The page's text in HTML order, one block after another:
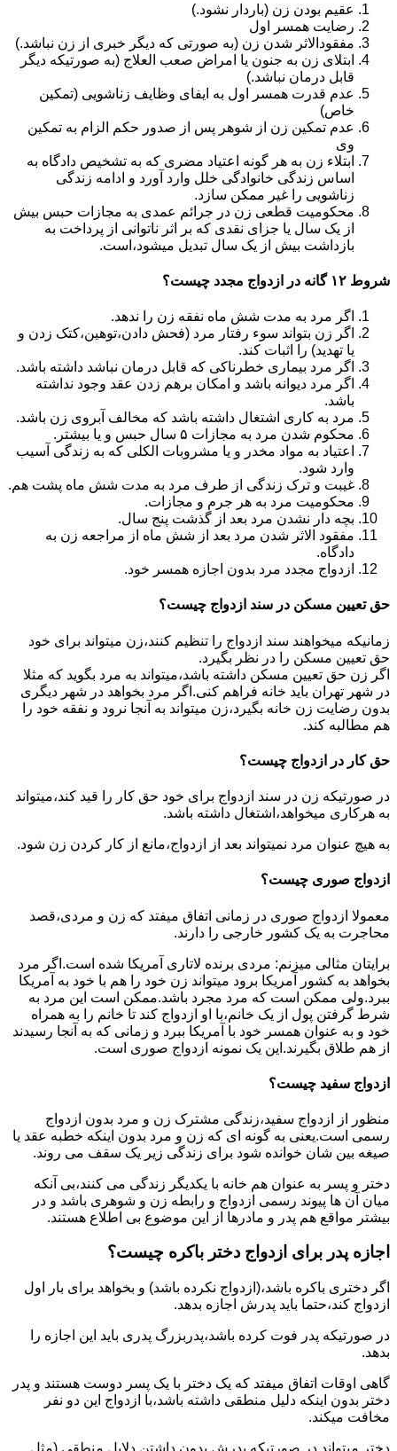
عقیم بودن زن (باردار نشود.)
رضایت همسر اول
مفقودالاثر شدن زن (به صورتی که دیگر خبری از زن نباشد.)
ابتلای زن به جنون یا امراض صعب العلاج (به صورتیکه دیگر
قابل درمان نباشد.)
عدم قدرت همسر اول به ایفای وظایف زناشویی (تمکین
خاص)
عدم تمکین زن از شوهر پس از صدور حکم الزام به تمکین
وی
ابتلاء زن به هر گونه اعتیاد مضری که به تشخیص دادگاه به
اساس زندگی خانوادگی خلل وارد آورد و ادامه زندگی
زناشویی را غیر ممکن سازد.
محکومیت قطعی زن در جرائم عمدی به مجازات حبس بیش
از یک سال یا جزای نقدی که بر اثر ناتوانی از پرداخت به
بازداشت بیش از یک سال تبدیل می‎شود،است.
شروط ۱۲ گانه در ازدواج مجدد چیست؟
اگر مرد به مدت شش ماه نفقه زن را ندهد.
اگر زن بتواند سوء رفتار مرد (فحش دادن،توهین،کتک زدن و
یا تهدید) را اثبات کند.
اگر مرد بیماری خطرناکی که قابل درمان نباشد داشته باشد.
اگر مرد دیوانه باشد و امکان برهم زدن عقد وجود نداشته
باشد.
مرد به کاری اشتغال داشته باشد که مخالف آبروی زن باشد.
محکوم شدن مرد به مجازات ۵ سال حبس و یا بیشتر.
اعتیاد به مواد مخدر و یا مشروبات الکلی که به زندگی آسیب
وارد شود.
غیبت و ترک زندگی از طرف مرد به مدت شش ماه پشت هم.
محکومیت مرد به هر جرم و مجازات.
بچه دار نشدن مرد بعد از گذشت پنج سال.
مفقود الاثر شدن مرد بعد از شش ماه از مراجعه زن به
دادگاه.
ازدواج مجدد مرد بدون اجازه همسر خود.
حق تعیین مسکن در سند ازدواج چیست؟
زمانیکه میخواهند سند ازدواج را تنظیم کنند،زن میتواند برای خود
حق تعیین مسکن را در نظر بگیرد.
اگر زن حق تعیین مسکن داشته باشد،میتواند به مرد بگوید که مثلا
در شهر تهران باید خانه فراهم کنی.اگر مرد بخواهد در شهر دیگری
بدون رضایت زن خانه بگیرد،زن میتواند به آنجا نرود و نفقه خود را
هم مطالبه کند.
حق کار در ازدواج چیست؟
در صورتیکه زن در سند ازدواج برای خود حق کار را قید کند،میتواند
به هرکاری میخواهد،اشتغال داشته باشد.
به هیچ عنوان مرد نمیتواند بعد از ازدواج،مانع از کار کردن زن شود.
ازدواج صوری چیست؟
معمولا ازدواج صوری در زمانی اتفاق میفتد که زن و مردی،قصد
محاجرت به یک کشور خارجی را دارند.
برایتان مثالی میزنم: مردی برنده لاتاری آمریکا شده است.اگر مرد
بخواهد به کشور آمریکا برود میتواند زن خود را هم با خود به آمریکا
ببرد.ولی ممکن است که مرد مجرد باشد.ممکن است این مرد به
شرط گرفتن پول از یک خانم،با او ازدواج کند تا خانم را به همراه
خود و به عنوان همسر خود با آمریکا ببرد و زمانی که به آنجا رسیدند
از هم طلاق بگیرند.این یک نمونه ازدواج صوری است.
ازدواج سفید چیست؟
منظور از ازدواج سفید،زندگی مشترک زن و مرد بدون ازدواج
رسمی است.یعنی به گونه ای که زن و مرد بدون اینکه خطبه عقد یا
صیغه بین شان خوانده شود برای زندگی زیر یک سقف می روند.
دختر و پسر به عنوان هم خانه با یکدیگر زندگی می کنند،بی آنکه
میان آن ها پیوند رسمی ازدواج و رابطه زن و شوهری باشد و در
بیشتر مواقع هم پدر و مادرها از این موضوع بی اطلاع هستند.
اجازه پدر برای ازدواج دختر باکره چیست؟
اگر دختری باکره باشد،(ازدواج نکرده باشد) و بخواهد برای بار اول
ازدواج کند،حتما باید پدرش اجازه بدهد.
در صورتیکه پدر فوت کرده باشد،پدربزرگ پدری باید این اجازه را
بدهد.
گاهی اوقات اتفاق میفتد که یک دختر با یک پسر دوست هستند و پدر
دختر بدون اینکه دلیل منطقی داشته باشد،با ازدواج این دو نفر
مخافت میکند.
دختر میتواند در صورتیکه پدرش بدون داشتن دلایل منطقی (مثل